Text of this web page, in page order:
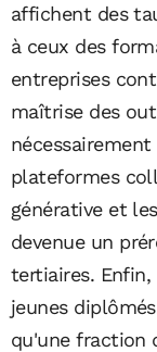
affichent des
à ceux des
entreprises
maîtrise des
plateformes
générative et
devenue un
tertiaires.
jeunes
qu'une fraction